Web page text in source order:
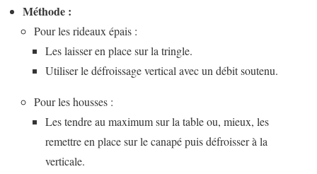
Méthode :
Pour les rideaux épais :
Les laisser en place sur la tringle.
Utiliser le défroissage vertical avec un débit soutenu.
Pour les housses :
Les tendre au maximum sur la table ou, mieux, les
remettre en place sur le canapé puis défroisser à la
verticale.